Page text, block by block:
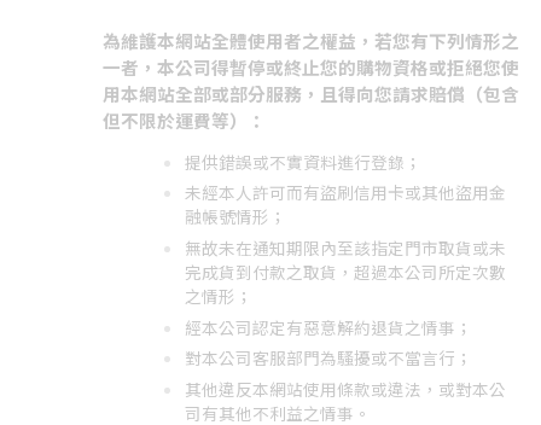
為維護本網站全體使用者之權益，若您有下列情形之
一者，本公司得暫停或終止您的購物資格或拒絕您使
用本網站全部或部分服務，且得向您請求賠償（包含
但不限於運費等）：
提供錯誤或不實資料進行登錄；
未經本人許可而有盜刷信用卡或其他盜用金
融帳號情形；
無故未在通知期限內至該指定門市取貨或未
完成貨到付款之取貨，超過本公司所定次數
之情形；
經本公司認定有惡意解約退貨之情事；
對本公司客服部門為騷擾或不當言行；
其他違反本網站使用條款或違法，或對本公
司有其他不利益之情事。